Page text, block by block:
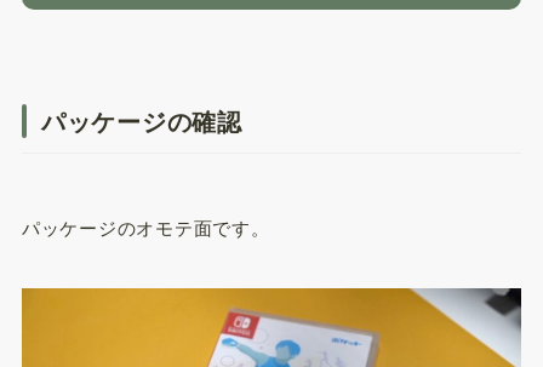
パッケージの確認
パッケージのオモテ面です。